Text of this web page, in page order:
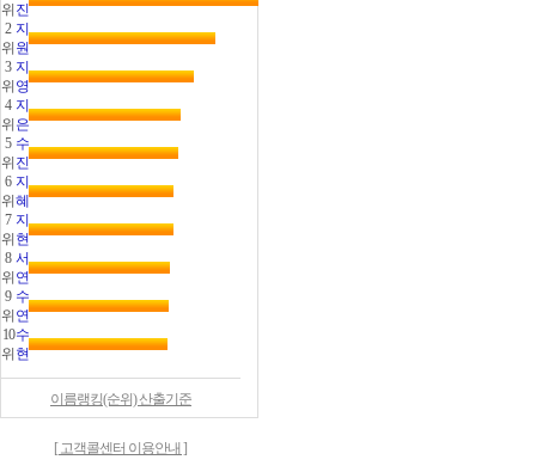
위 진
2
위
지
원
3
위
지
영
4
위
지
은
5
위
수
진
6
위
지
혜
7
위
지
현
8
위
서
연
9
위
수
연
10
위
수
현
이름랭킹(순위) 산출기준
[ 고객콜센터 이용안내 ]